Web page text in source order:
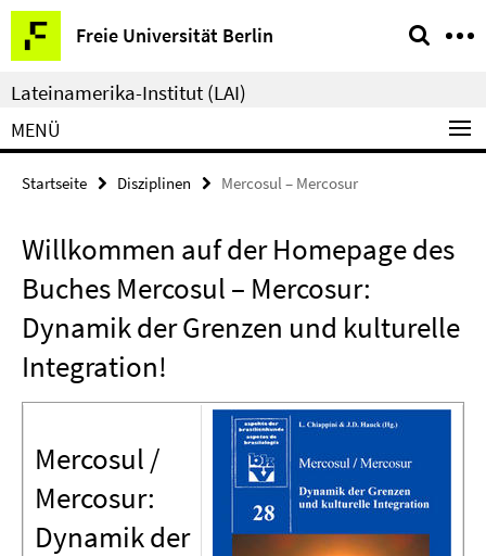
Springe
direkt
zu
Inhalt
Freie Universität Berlin
Service-
Navigation
Lateinamerika-Institut (LAI)
MENÜ
Startseite Disziplinen Mercosul – Mercosur
Willkommen auf der Homepage des
Buches Mercosul – Mercosur:
Dynamik der Grenzen und kulturelle
Integration!
Mercosul /
Mercosur:
Dynamik der